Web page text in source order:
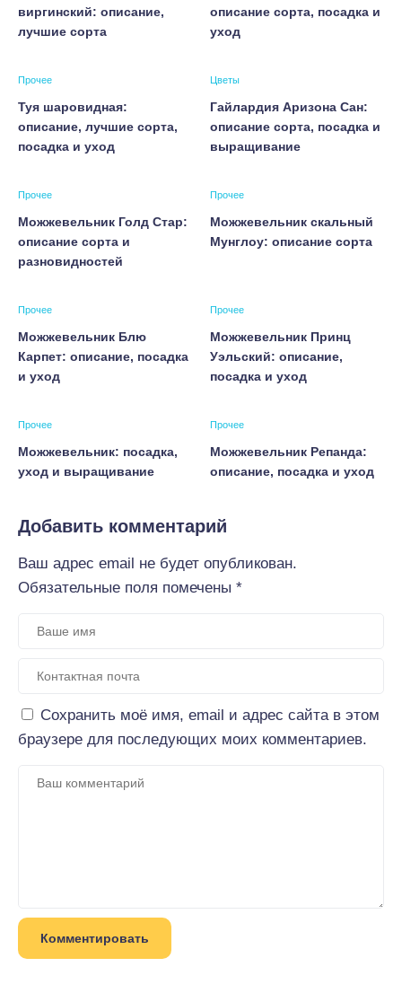
виргинский: описание,
лучшие сорта
описание сорта, посадка и
уход
Прочее
Туя шаровидная:
описание, лучшие сорта,
посадка и уход
Цветы
Гайлардия Аризона Сан:
описание сорта, посадка и
выращивание
Прочее
Можжевельник Голд Стар:
описание сорта и
разновидностей
Прочее
Можжевельник скальный
Мунглоу: описание сорта
Прочее
Можжевельник Блю
Карпет: описание, посадка
и уход
Прочее
Можжевельник Принц
Уэльский: описание,
посадка и уход
Прочее
Можжевельник: посадка,
уход и выращивание
Прочее
Можжевельник Репанда:
описание, посадка и уход
Добавить комментарий
Ваш адрес email не будет опубликован.
Обязательные поля помечены *
Сохранить моё имя, email и адрес сайта в этом
браузере для последующих моих комментариев.